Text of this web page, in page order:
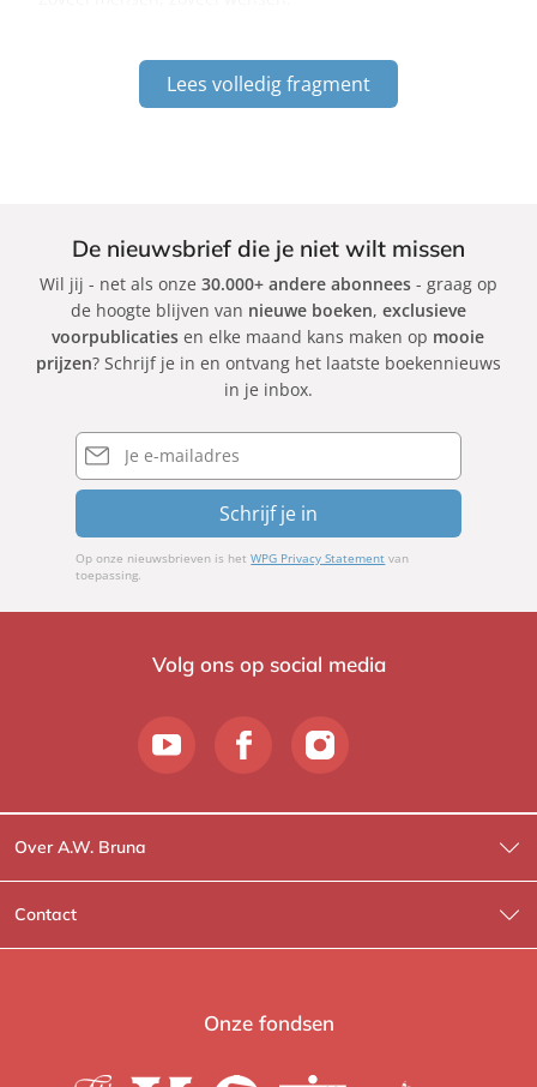
Lees volledig fragment
De nieuwsbrief die je niet wilt missen
Wil jij - net als onze 30.000+ andere abonnees- graag op
de hoogte blijven van nieuwe boeken, exclusieve
voorpublicaties en elke maand kans maken op mooie
prijzen? Schrijf je in en ontvang het laatste boekennieuws
in je inbox.
E-
mailadres
Schrijf je in
Op onze nieuwsbrieven is hetWPG Privacy Statement van
toepassing.
Volg ons op social media
Over A.W. Bruna
Wat wij doen
Wie is Wie?
Contact
Contactinformatie
Onze fondsen